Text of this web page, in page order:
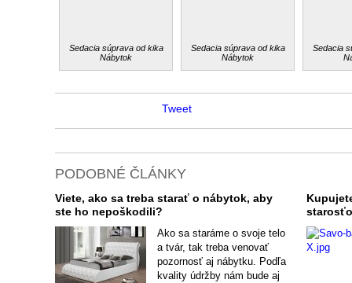
Sedacia súprava od kika
Nábytok
Sedacia súprava od kika
Nábytok
Sedacia
Tweet
PODOBNÉ ČLÁNKY
Viete, ako sa treba starať o nábytok, aby
ste ho nepoškodili?
Ako sa staráme o svoje telo
a tvár, tak treba venovať
pozornosť aj nábytku. Podľa
kvality údržby nám bude aj